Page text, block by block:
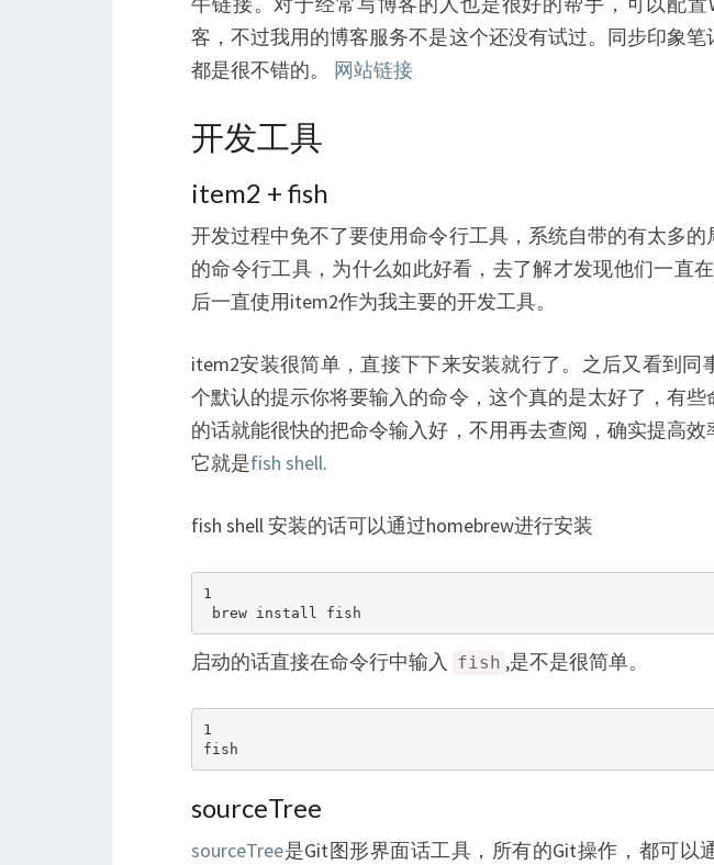
客，不过我用的博客服务不是这个还没有试过。同步印象笔
都是很不错的。 网站链接
开发工具
item2 + fish
开发过程中免不了要使用命令行工具，系统自带的有太多
的命令行工具，为什么如此好看，去了解才发现他们一直
后一直使用item2作为我主要的开发工具。
item2安装很简单，直接下下来安装就行了。之后又看到同
个默认的提示你将要输入的命令，这个真的是太好了，有
的话就能很快的把命令输入好，不用再去查阅，确实提高效
它就是fish shell.
fish shell 安装的话可以通过homebrew进行安装
1
启动的话直接在命令行中输入 fish ,是不是很简单。
1
sourceTree
sourceTree是Git图形界面话工具，所有的Git操作，都可以